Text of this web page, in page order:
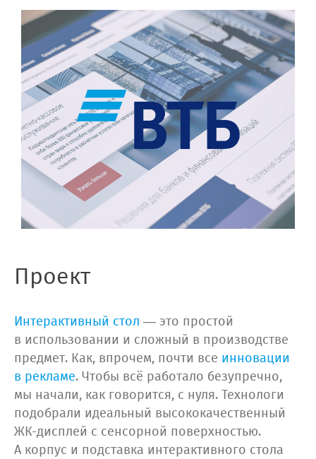
Проект
Интерактивный стол — это простой
в использовании и сложный в производстве
предмет. Как, впрочем, почти все инновации
в рекламе. Чтобы всё работало безупречно,
мы начали, как говорится, с нуля. Технологи
подобрали идеальный высококачественный
ЖК-дисплей с сенсорной поверхностью.
А корпус и подставка интерактивного стола